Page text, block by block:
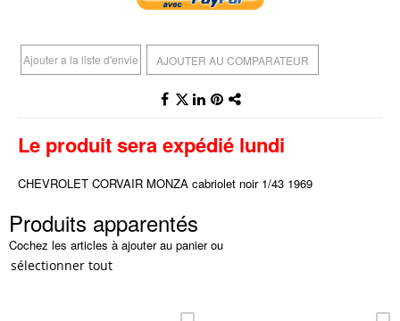
Ajouter a la liste d'envie AJOUTER AU COMPARATEUR
Le produit sera expédié lundi
CHEVROLET CORVAIR MONZA cabriolet noir 1/43 1969
Produits apparentés
Cochez les articles à ajouter au panier ou
sélectionner tout